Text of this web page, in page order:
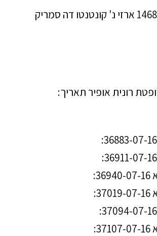
ת"א 14685-09-18 ארזי נ' קונטנטו דה סמריק
רונית אופיר תאריך: